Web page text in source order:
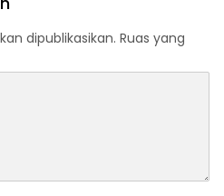
dipublikasikan. Ruas yang